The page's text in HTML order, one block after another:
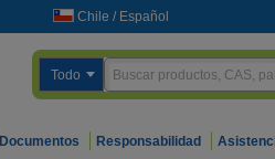
Chile / Español
Todo
Documentos Responsabilidad